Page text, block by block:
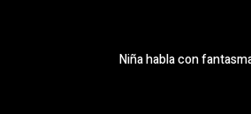
Niña habla con